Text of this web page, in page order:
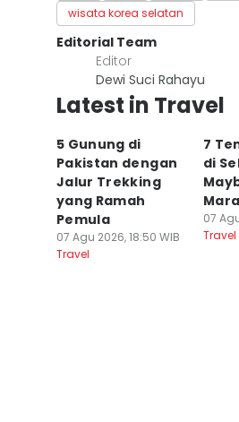
wisata korea selatan
Editorial Team
Editor
Dewi Suci Rahayu
Latest in Travel
5 Gunung di
Pakistan dengan
Jalur Trekking
yang Ramah
Pemula
07 Agu 2026, 18:50 WIB
Travel
7
di
07
Travel